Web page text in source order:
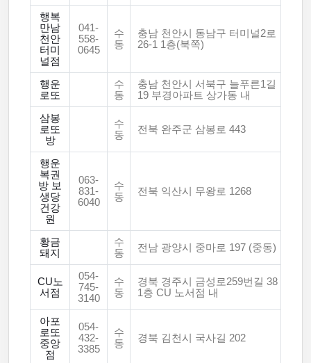
행복
만남
천안
터미
널점
041-
558-
0645
수
동
충남 천안시 동남구 터미널2로
26-1 1층(북쪽)
행운
로또
수
동
충남 천안시 서북구 늘푸른1길
19 부경아파트 상가동 내
삼봉
로또
방
수
동
전북 완주군 삼봉로 443
행운
복권
방 보
생당
건강
원
063-
831-
6040
수
동
전북 익산시 무왕로 1268
황금
돼지
수
동
전남 광양시 중마로 197 (중동)
CU노
서점
054-
745-
3140
수
동
경북 경주시 금성로259번길 38
1층 CU 노서점 내
아포
로또
중앙
점
054-
432-
3385
수
동
경북 김천시 국사길 202